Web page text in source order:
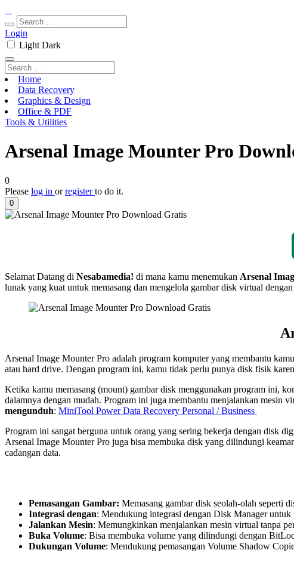
Login
Light Dark
Home
Data Recovery
Graphics & Design
Office & PDF
Tools & Utilities
Arsenal Image Mounter Pro
0
Please log in orregisterto do it.
0
Selamat Datang di Nesabamedia! di mana kamu menemukan Arsenal
lunak yang kuat untuk memasang dan mengelola gambar disk virtual
Arsenal Image Mounter Pro adalah program komputer yang membantu
atau hard drive. Dengan program ini, kamu tidak perlu punya disk fisik
Ketika kamu memasang (mount) gambar disk menggunakan program ini,
dalamnya dengan mudah. Program ini juga membantu menjalankan mesin
mengunduh: MiniTool Power Data Recovery Personal / Business
Program ini sangat berguna untuk orang yang sering bekerja dengan disk
Arsenal Image Mounter Pro juga bisa membuka disk yang dilindungi
cadangan data.
Pemasangan Gambar: Memasang gambar disk seolah-olah seperti
Integrasi dengan: Mendukung integrasi dengan Disk Manager untuk
Jalankan Mesin: Memungkinkan menjalankan mesin virtual tanpa
Buka Volume: Bisa membuka volume yang dilindungi dengan
Dukungan Volume: Mendukung pemasangan Volume Shadow